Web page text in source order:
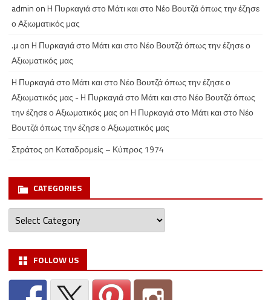
admin onH Πυρκαγιά στο Μάτι και στο Νέο Βουτζά όπως την έζησε
ο Αξιωματικός μας
.μ onH Πυρκαγιά στο Μάτι και στο Νέο Βουτζά όπως την έζησε ο
Αξιωματικός μας
H Πυρκαγιά στο Μάτι και στο Νέο Βουτζά όπως την έζησε ο
Αξιωματικός μας - H Πυρκαγιά στο Μάτι και στο Νέο Βουτζά όπως
την έζησε ο Αξιωματικός μαςonH Πυρκαγιά στο Μάτι και στο Νέο
Βουτζά όπως την έζησε ο Αξιωματικός μας
Στράτοςon Καταδρομείς – Κύπρος 1974
CATEGORIES
Categories
FOLLOW US